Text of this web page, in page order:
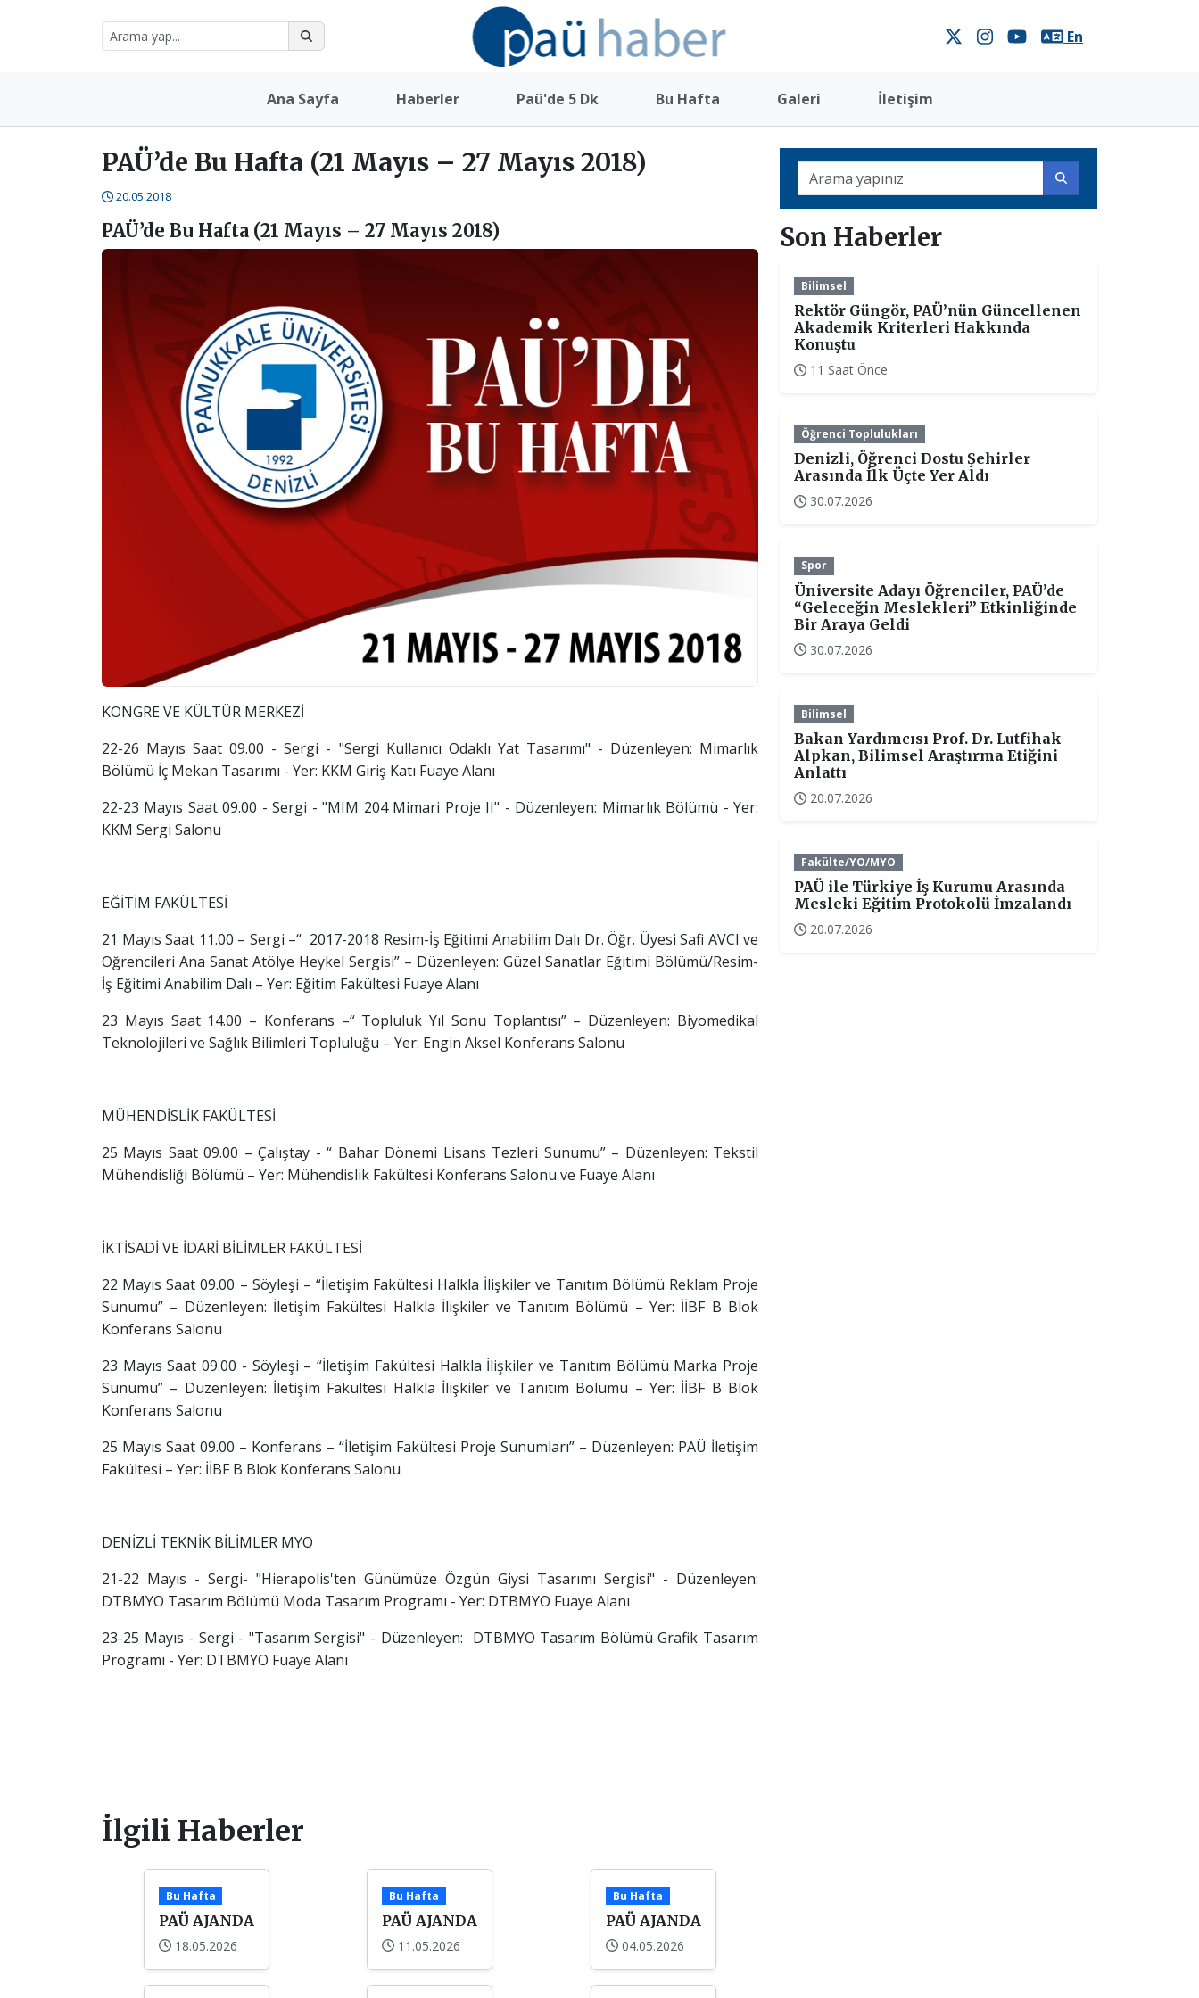
En
Ana Sayfa Haberler Paü'de 5 Dk Bu Hafta Galeri İletişim
PAÜ’de Bu Hafta (21 Mayıs – 27 Mayıs 2018)
20.05.2018
PAÜ’de Bu Hafta (21 Mayıs – 27 Mayıs 2018)
KONGRE VE KÜLTÜR MERKEZİ
22-26 Mayıs Saat 09.00 - Sergi - "Sergi Kullanıcı Odaklı Yat Tasarımı" - Düzenleyen: Mimarlık
Bölümü İç Mekan Tasarımı - Yer: KKM Giriş Katı Fuaye Alanı
22-23 Mayıs Saat 09.00 - Sergi - "MIM 204 Mimari Proje II" - Düzenleyen: Mimarlık Bölümü - Yer:
KKM Sergi Salonu
EĞİTİM FAKÜLTESİ
21 Mayıs Saat 11.00 – Sergi –“ 2017-2018 Resim-İş Eğitimi Anabilim Dalı Dr. Öğr. Üyesi Safi AVCI ve
Öğrencileri Ana Sanat Atölye Heykel Sergisi” – Düzenleyen: Güzel Sanatlar Eğitimi Bölümü/Resim-
İş Eğitimi Anabilim Dalı – Yer: Eğitim Fakültesi Fuaye Alanı
23 Mayıs Saat 14.00 – Konferans –“ Topluluk Yıl Sonu Toplantısı” – Düzenleyen: Biyomedikal
Teknolojileri ve Sağlık Bilimleri Topluluğu – Yer: Engin Aksel Konferans Salonu
MÜHENDİSLİK FAKÜLTESİ
25 Mayıs Saat 09.00 – Çalıştay - “ Bahar Dönemi Lisans Tezleri Sunumu” – Düzenleyen: Tekstil
Mühendisliği Bölümü – Yer: Mühendislik Fakültesi Konferans Salonu ve Fuaye Alanı
İKTİSADİ VE İDARİ BİLİMLER FAKÜLTESİ
22 Mayıs Saat 09.00 – Söyleşi – “İletişim Fakültesi Halkla İlişkiler ve Tanıtım Bölümü Reklam Proje
Sunumu” – Düzenleyen: İletişim Fakültesi Halkla İlişkiler ve Tanıtım Bölümü – Yer: İİBF B Blok
Konferans Salonu
23 Mayıs Saat 09.00 - Söyleşi – “İletişim Fakültesi Halkla İlişkiler ve Tanıtım Bölümü Marka Proje
Sunumu” – Düzenleyen: İletişim Fakültesi Halkla İlişkiler ve Tanıtım Bölümü – Yer: İİBF B Blok
Konferans Salonu
25 Mayıs Saat 09.00 – Konferans – “İletişim Fakültesi Proje Sunumları” – Düzenleyen: PAÜ İletişim
Fakültesi – Yer: İİBF B Blok Konferans Salonu
DENİZLİ TEKNİK BİLİMLER MYO
21-22 Mayıs - Sergi- "Hierapolis'ten Günümüze Özgün Giysi Tasarımı Sergisi" - Düzenleyen:
DTBMYO Tasarım Bölümü Moda Tasarım Programı - Yer: DTBMYO Fuaye Alanı
23-25 Mayıs - Sergi - "Tasarım Sergisi" - Düzenleyen: DTBMYO Tasarım Bölümü Grafik Tasarım
Programı - Yer: DTBMYO Fuaye Alanı
İlgili Haberler
Bu Hafta
PAÜ AJANDA
18.05.2026
Bu Hafta
PAÜ AJANDA
11.05.2026
Bu Hafta
PAÜ AJANDA
04.05.2026
Son Haberler
Bilimsel
Rektör Güngör, PAÜ’nün Güncellenen
Akademik Kriterleri Hakkında
Konuştu
11 Saat Önce
Öğrenci Toplulukları
Denizli, Öğrenci Dostu Şehirler
Arasında İlk Üçte Yer Aldı
30.07.2026
Spor
Üniversite Adayı Öğrenciler, PAÜ’de
“Geleceğin Meslekleri” Etkinliğinde
Bir Araya Geldi
30.07.2026
Bilimsel
Bakan Yardımcısı Prof. Dr. Lutfihak
Alpkan, Bilimsel Araştırma Etiğini
Anlattı
20.07.2026
Fakülte/YO/MYO
PAÜ ile Türkiye İş Kurumu Arasında
Mesleki Eğitim Protokolü İmzalandı
20.07.2026